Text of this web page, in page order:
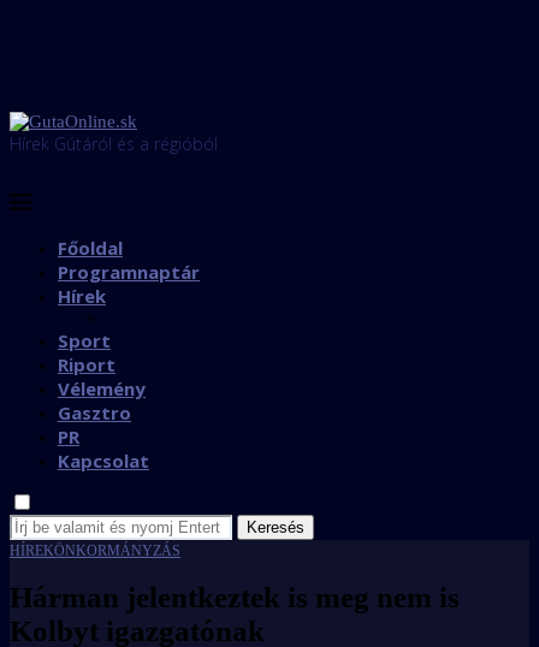
Hírek Gútáról és a régióból
Főoldal
Programnaptár
Hírek
Sport
Riport
Vélemény
Gasztro
PR
Kapcsolat
Keresés
HÍREKÖNKORMÁNYZÁS
Hárman jelentkeztek is meg nem is
Kolbyt igazgatónak